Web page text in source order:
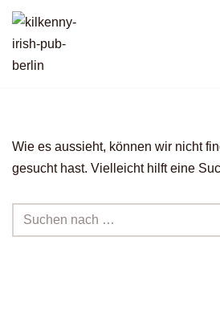
Zum
Inhalt
Wie es aussieht, können wir nicht
gesucht hast. Vielleicht hilft eine